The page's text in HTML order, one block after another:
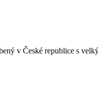
v České republice s